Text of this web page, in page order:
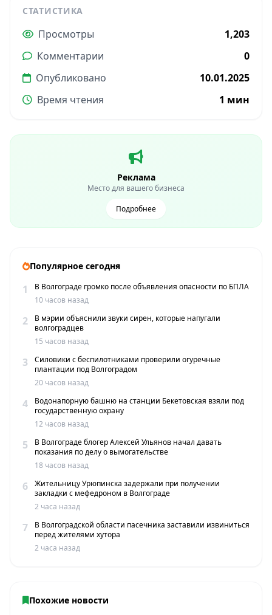
СТАТИСТИКА
Просмотры
1,203
Комментарии
0
Опубликовано
10.01.2025
Время чтения
1 мин
Реклама
Место для вашего бизнеса
Подробнее
Популярное сегодня
1
В Волгограде громко после объявления опасности по БПЛА
10 часов назад
2
В мэрии объяснили звуки сирен, которые напугали
волгоградцев
15 часов назад
3
Силовики с беспилотниками проверили огуречные
плантации под Волгоградом
20 часов назад
4
Водонапорную башню на станции Бекетовская взяли под
государственную охрану
12 часов назад
5
В Волгограде блогер Алексей Ульянов начал давать
показания по делу о вымогательстве
18 часов назад
6
Жительницу Урюпинска задержали при получении
закладки с мефедроном в Волгограде
2 часа назад
7
В Волгоградской области пасечника заставили извиниться
перед жителями хутора
2 часа назад
Похожие новости